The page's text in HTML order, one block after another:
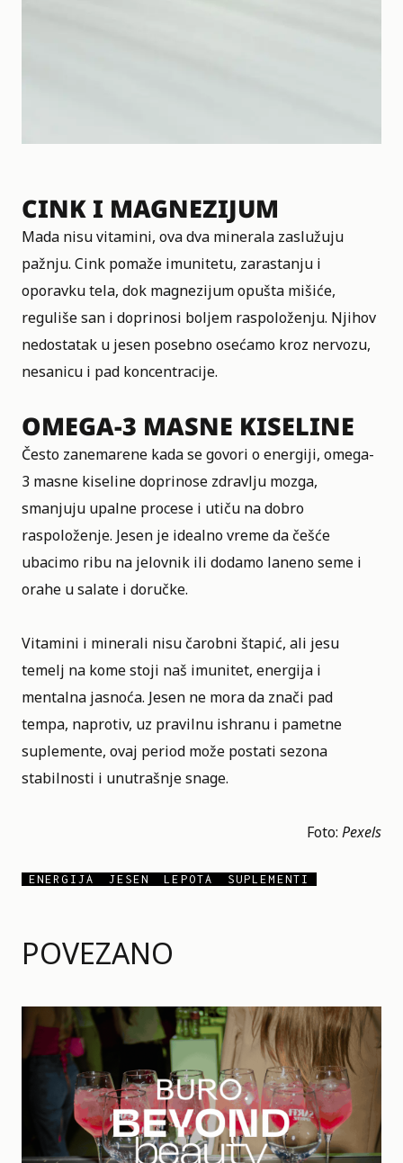
POVEZANO
CINK I MAGNEZIJUM
Mada nisu vitamini, ova dva minerala zaslužuju
pažnju. Cink pomaže imunitetu, zarastanju i
oporavku tela, dok magnezijum opušta mišiće,
reguliše san i doprinosi boljem raspoloženju. Njihov
nedostatak u jesen posebno osećamo kroz nervozu,
nesanicu i pad koncentracije.
OMEGA-3 MASNE KISELINE
Često zanemarene kada se govori o energiji, omega-
3 masne kiseline doprinose zdravlju mozga,
smanjuju upalne procese i utiču na dobro
raspoloženje. Jesen je idealno vreme da češće
ubacimo ribu na jelovnik ili dodamo laneno seme i
orahe u salate i doručke.
Vitamini i minerali nisu čarobni štapić, ali jesu
temelj na kome stoji naš imunitet, energija i
mentalna jasnoća. Jesen ne mora da znači pad
tempa, naprotiv, uz pravilnu ishranu i pametne
suplemente, ovaj period može postati sezona
stabilnosti i unutrašnje snage.
Foto: Pexels
ENERGIJA JESEN LEPOTA SUPLEMENTI